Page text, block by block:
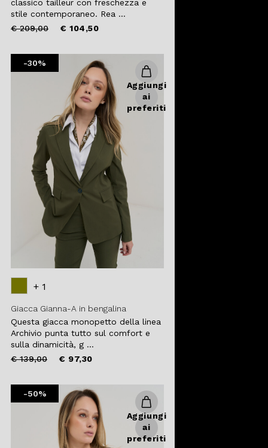
classico tailleur con freschezza e
stile contemporaneo. Rea ...
Price
€ 209,00to € 104,50
-30%
Aggiungi
ai
preferiti
+ 1
Giacca Gianna-A in bengalina
Questa giacca monopetto della linea
Archivio punta tutto sul comfort e
sulla dinamicità, g ...
Price
€ 139,00to € 97,30
-50%
Aggiungi
ai
preferiti